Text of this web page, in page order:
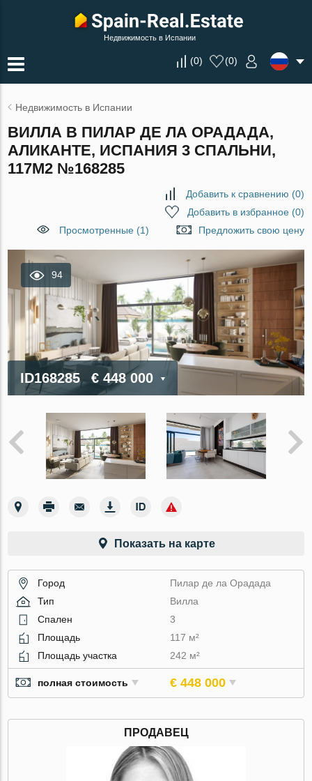
Недвижимость в Испании
(0) (0)
Недвижимость в Испании
ВИЛЛА В ПИЛАР ДЕ ЛА ОРАДАДА,
АЛИКАНТЕ, ИСПАНИЯ 3 СПАЛЬНИ,
117М2 №168285
Добавить к сравнению (0)
Добавить в избранное(0)
Просмотренные (1)
Предложить свою цену
94
ID168285 € 448 000
Показать на карте
Город
Пилар де ла Орадада
Тип
Вилла
Спален
3
Площадь
117 м²
Площадь участка
242 м²
полная стоимость € 448 000
ПРОДАВЕЦ